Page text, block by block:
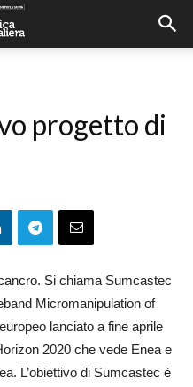
progetto di
Si chiama Sumcastec
Micromanipulation of
lanciato a fine aprile
2020 che vede Enea e
L’obiettivo di Sumcastec è